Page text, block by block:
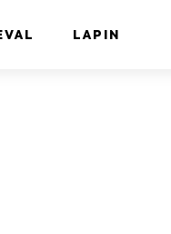
LAPIN